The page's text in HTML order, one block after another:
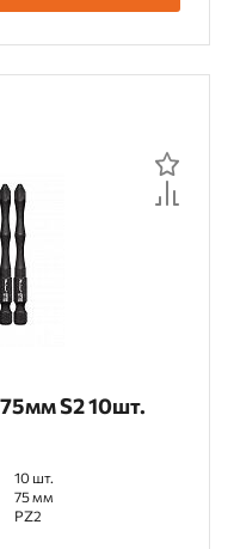
S2 10шт.
10 шт.
75 мм
PZ2